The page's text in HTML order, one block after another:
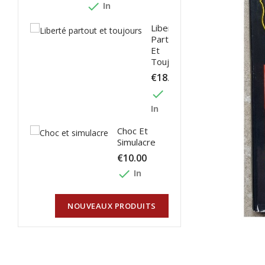
done In
Liberté
Partout
Et
Toujours
€18.00
done
In
Choc Et
Simulacre
€10.00
done In
NOUVEAUX PRODUITS